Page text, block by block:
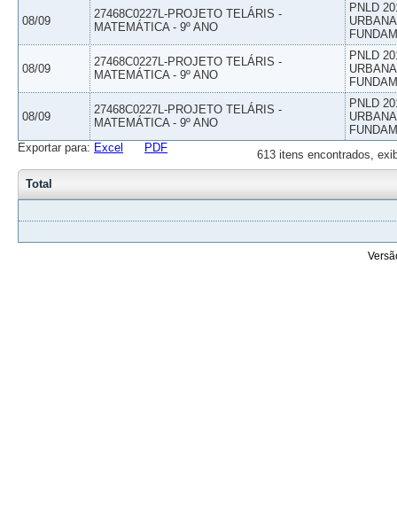
08/09
27468C0227L-PROJETO TELÁRIS -
MATEMÁTICA - 9º ANO
PNLD
08/09
27468C0227L-PROJETO TELÁRIS -
MATEMÁTICA - 9º ANO
PNLD
08/09
27468C0227L-PROJETO TELÁRIS -
MATEMÁTICA - 9º ANO
PNLD
613 itens encontrados,
Exportar para: Excel PDF
Total